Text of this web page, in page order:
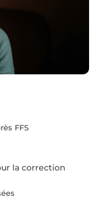
FFS
la correction